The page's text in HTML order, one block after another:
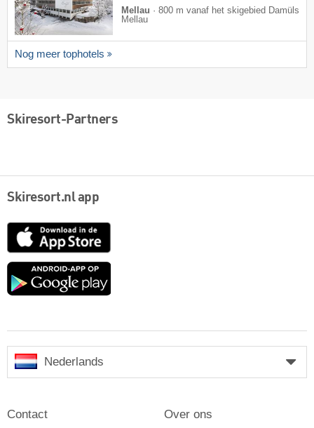
Mellau · 800 m vanaf het skigebied Damüls
Mellau
Nog meer tophotels
Skiresort-Partners
Skiresort.nl app
App
Google
Nederlands
Contact Over ons